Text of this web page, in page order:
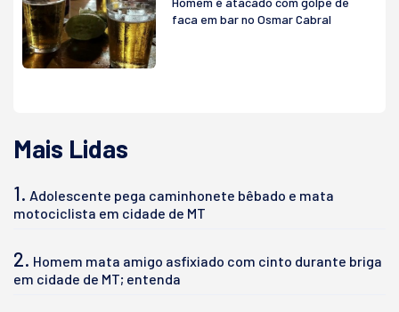
faca em bar no Osmar Cabral
Mais Lidas
1. Adolescente pega caminhonete bêbado e mata
motociclista em cidade de MT
2. Homem mata amigo asfixiado com cinto durante briga
em cidade de MT; entenda